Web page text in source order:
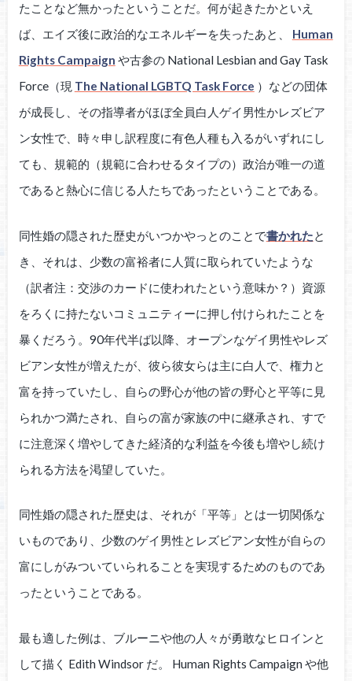
たことなど無かったということだ。何が起きたかといえ
ば、エイズ後に政治的なエネルギーを失ったあと、 Human
Rights Campaign や古参の National Lesbian and Gay Task
Force（現 The National LGBTQ Task Force ）などの団体
が成長し、その指導者がほぼ全員白人ゲイ男性かレズビア
ン女性で、時々申し訳程度に有色人種も入るがいずれにし
ても、規範的（規範に合わせるタイプの）政治が唯一の道
であると熱心に信じる人たちであったということである。
同性婚の隠された歴史がいつかやっとのことで書かれたと
き、それは、少数の富裕者に人質に取られていたような
（訳者注：交渉のカードに使われたという意味か？）資源
をろくに持たないコミュニティーに押し付けられたことを
暴くだろう。90年代半ば以降、オープンなゲイ男性やレズ
ビアン女性が増えたが、彼ら彼女らは主に白人で、権力と
富を持っていたし、自らの野心が他の皆の野心と平等に見
られかつ満たされ、自らの富が家族の中に継承され、すで
に注意深く増やしてきた経済的な利益を今後も増やし続け
られる方法を渇望していた。
同性婚の隠された歴史は、それが「平等」とは一切関係な
いものであり、少数のゲイ男性とレズビアン女性が自らの
富にしがみついていられることを実現するためのものであ
ったということである。
最も適した例は、ブルーニや他の人々が勇敢なヒロインと
して描く Edith Windsor だ。 Human Rights Campaign や他